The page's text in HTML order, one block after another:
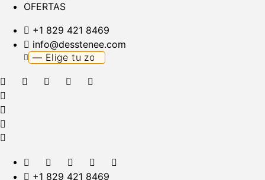
OFERTAS
+1 829 421 8469
info@desstenee.com
+1 829 421 8469